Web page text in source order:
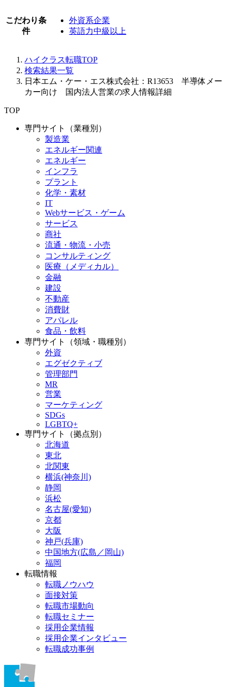
こだわり条
件
外資系企業
英語力中級以上
ハイクラス転職TOP
検索結果一覧
日本エム・ケー・エス株式会社：R13653 半導体メー
カー向け 国内法人営業の求人情報詳細
TOP
専門サイト（業種別）
製造業
エネルギー関連
エネルギー
インフラ
プラント
化学・素材
IT
Webサービス・ゲーム
サービス
商社
流通・物流・小売
コンサルティング
医療（メディカル）
金融
建設
不動産
消費財
アパレル
食品・飲料
専門サイト（領域・職種別）
外資
エグゼクティブ
管理部門
MR
営業
マーケティング
SDGs
LGBTQ+
専門サイト（拠点別）
北海道
東北
北関東
横浜(神奈川)
静岡
浜松
名古屋(愛知)
京都
大阪
神戸(兵庫)
中国地方(広島／岡山)
福岡
転職情報
転職ノウハウ
面接対策
転職市場動向
転職セミナー
採用企業情報
採用企業インタビュー
転職成功事例